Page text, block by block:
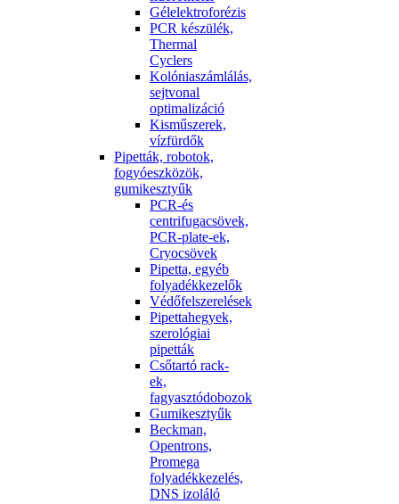
Gélelektroforézis
PCR készülék,
Thermal
Cyclers
Kolóniaszámlálás,
sejtvonal
optimalizáció
Kisműszerek,
vízfürdők
Pipetták, robotok,
fogyóeszközök,
gumikesztyűk
PCR-és
centrifugacsövek,
PCR-plate-ek,
Cryocsövek
Pipetta, egyéb
folyadékkezelők
Védőfelszerelések
Pipettahegyek,
szerológiai
pipetták
Csőtartó rack-
ek,
fagyasztódobozok
Gumikesztyűk
Beckman,
Opentrons,
Promega
folyadékkezelés,
DNS izoláló